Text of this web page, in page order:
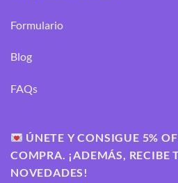
Formulario
Blog
FAQs
ÚNETE Y CONSIGUE 5%
COMPRA. ¡ADEMÁS, RECIBE
NOVEDADES!